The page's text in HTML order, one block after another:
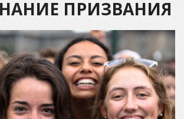
ПРИЗВАНИЯ